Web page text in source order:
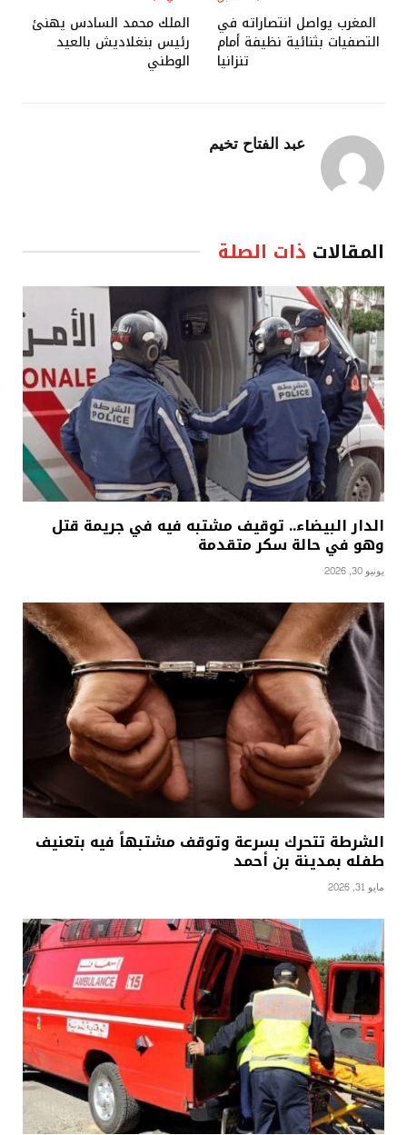
المغرب يواصل انتصاراته في
التصفيات بثنائية نظيفة أمام
تنزانيا
الملك محمد السادس يهنئ
رئيس بنغلاديش بالعيد
الوطني
عبد الفتاح تخيم
المقالات ذات الصلة
الدار البيضاء.. توقيف مشتبه فيه في جريمة قتل
وهو في حالة سكر متقدمة
يونيو 30, 2026
الشرطة تتحرك بسرعة وتوقف مشتبهاً فيه بتعنيف
طفله بمدينة بن أحمد
مايو 31, 2026